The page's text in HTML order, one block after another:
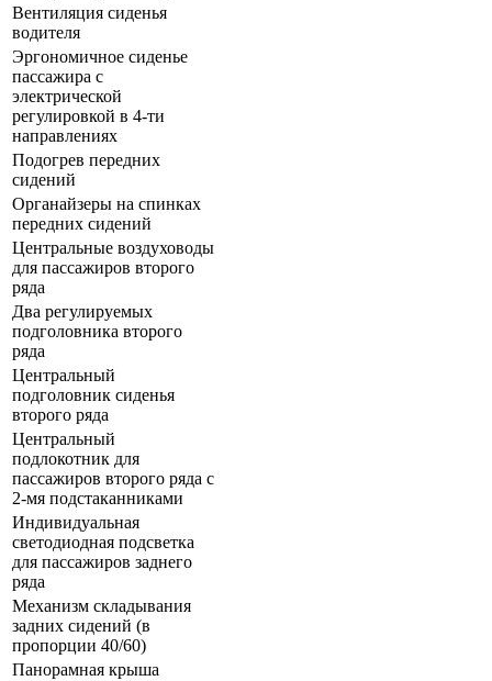
Вентиляция сиденья
водителя
Эргономичное сиденье
пассажира с
электрической
регулировкой в 4-ти
направлениях
Подогрев передних
сидений
Органайзеры на спинках
передних сидений
Центральные воздуховоды
для пассажиров второго
ряда
Два регулируемых
подголовника второго
ряда
Центральный
подголовник сиденья
второго ряда
Центральный
подлокотник для
пассажиров второго ряда с
2-мя подстаканниками
Индивидуальная
светодиодная подсветка
для пассажиров заднего
ряда
Механизм складывания
задних сидений (в
пропорции 40/60)
Панорамная крыша